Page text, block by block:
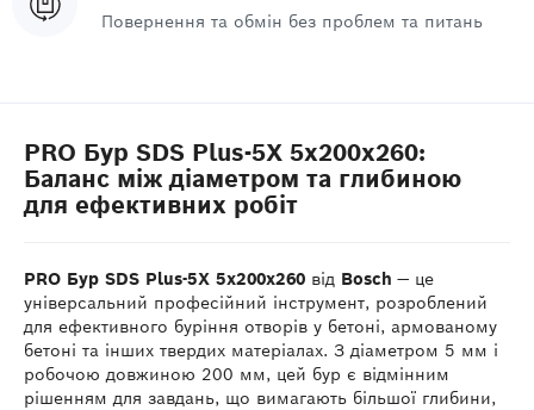
Повернення та обмін без проблем та питань
PRO Бур SDS Plus-5X 5x200x260:
Баланс між діаметром та глибиною
для ефективних робіт
PRO Бур SDS Plus-5X 5x200x260 від Bosch — це
універсальний професійний інструмент, розроблений
для ефективного буріння отворів у бетоні, армованому
бетоні та інших твердих матеріалах. З діаметром 5 мм і
робочою довжиною 200 мм, цей бур є відмінним
рішенням для завдань, що вимагають більшої глибини,